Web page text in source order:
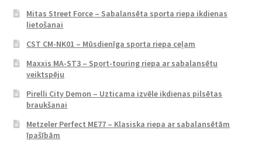
Mitas Street Force – Sabalansēta sporta riepa ikdienas
lietošanai
CST CM-NK01 – Mūsdienīga sporta riepa ceļam
Maxxis MA-ST3 – Sport-touring riepa ar sabalansētu
veiktspēju
Pirelli City Demon – Uzticama izvēle ikdienas pilsētas
braukšanai
Metzeler Perfect ME77 – Klasiska riepa ar sabalansētām
īpašībām